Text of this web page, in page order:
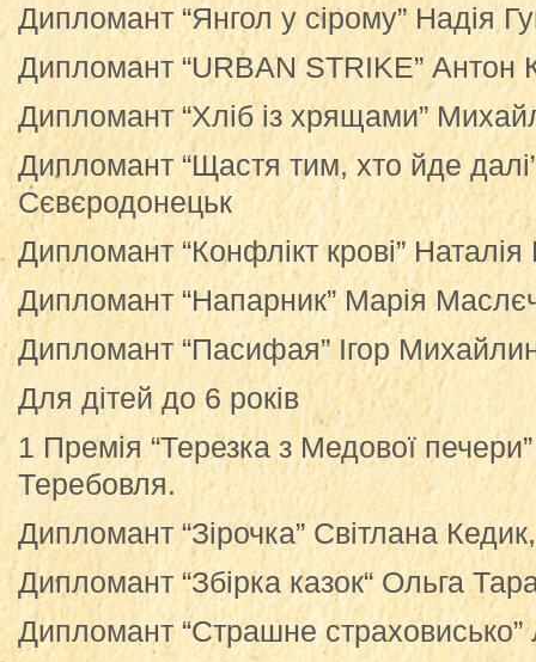
Дипломант “Янгол у сірому” Надія
Дипломант “URBAN STRIKE” Антон
Дипломант “Хліб із хрящами”
Дипломант “Щастя тим, хто йде
Сєвєродонецьк
Дипломант “Конфлікт крові”
Дипломант “Напарник” Марія
Дипломант “Пасифая” Ігор
Для дітей до 6 років
1 Премія “Терезка з Медової
Теребовля.
Дипломант “Зірочка” Світлана
Дипломант “Збірка казок“ Ольга
Дипломант “Страшне страховисько”